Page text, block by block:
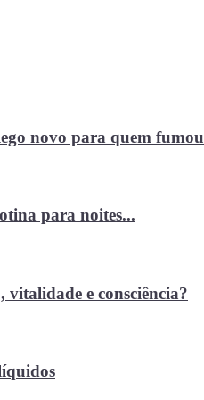
novo para quem fumou
para noites...
e consciência?